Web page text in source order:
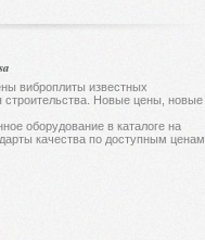
виброплиты известных
строительства. Новые цены, новые
оборудование в каталоге на
качества по доступным ценам.